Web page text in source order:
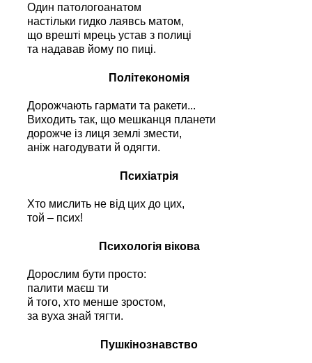
Один патологоанатом
настільки гидко лаявсь матом,
що врешті мрець устав з полиці
та надавав йому по пиці.
Політекономія
Дорожчають гармати та ракети...
Виходить так, що мешканця планети
дорожче із лиця землі змести,
аніж нагодувати й одягти.
Психіатрія
Хто мислить не від цих до цих,
той – псих!
Психологія вікова
Дорослим бути просто:
палити маєш ти
й того, хто менше зростом,
за вуха знай тягти.
Пушкінознавство